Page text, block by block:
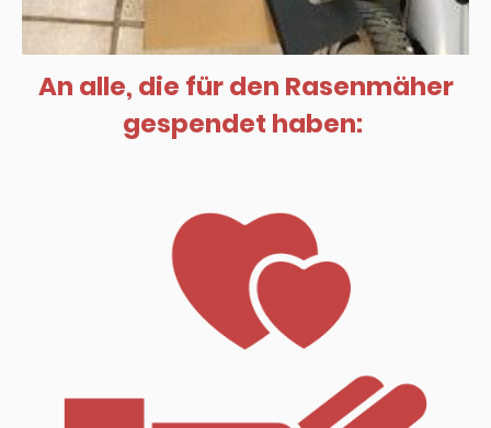
An alle, die für den Rasenmäher
gespendet haben: